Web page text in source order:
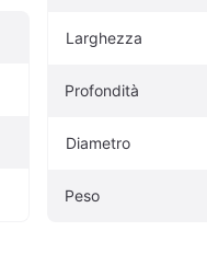
Larghezza
Profondità
Diametro
Peso